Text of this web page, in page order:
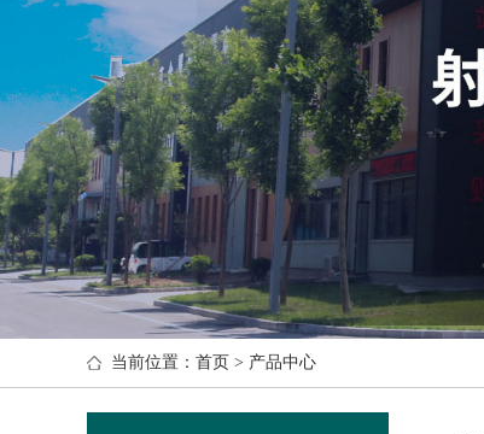
当前位置： 首页 > 产品中心